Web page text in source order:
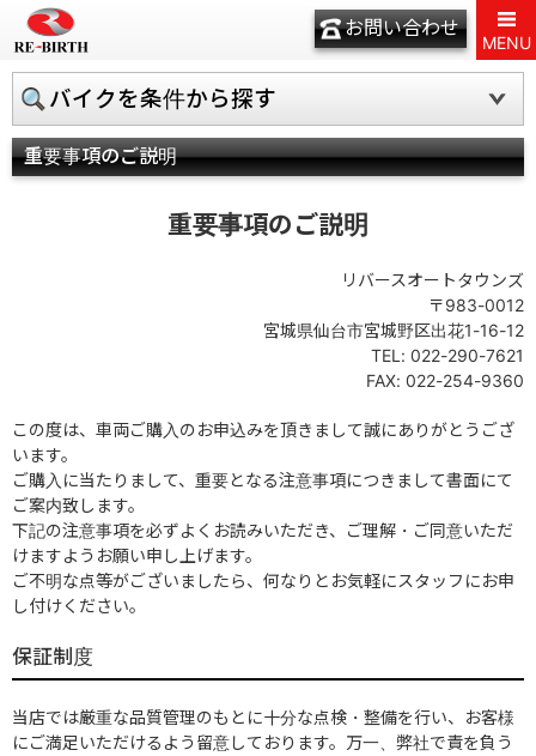
お問い合わせ
MENU
バイクを条件から探す
重要事項のご説明
重要事項のご説明
リバースオートタウンズ
〒983-0012
宮城県仙台市宮城野区出花1-16-12
TEL: 022-290-7621
FAX: 022-254-9360
この度は、車両ご購入のお申込みを頂きまして誠にありがとうござ
います。
ご購入に当たりまして、重要となる注意事項につきまして書面にて
ご案内致します。
下記の注意事項を必ずよくお読みいただき、ご理解・ご同意いただ
けますようお願い申し上げます。
ご不明な点等がございましたら、何なりとお気軽にスタッフにお申
し付けください。
保証制度
当店では厳重な品質管理のもとに十分な点検・整備を行い、お客様
にご満足いただけるよう留意しております。万一、弊社で責を負う